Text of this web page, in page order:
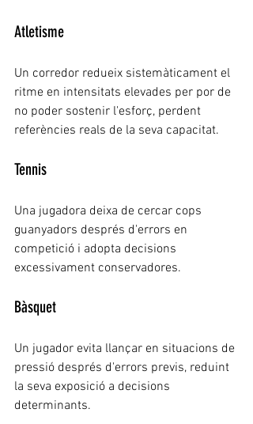
Atletisme
Un corredor redueix sistemàticament el
ritme en intensitats elevades per por de
no poder sostenir l'esforç, perdent
referències reals de la seva capacitat.
Tennis
Una jugadora deixa de cercar cops
guanyadors després d'errors en
competició i adopta decisions
excessivament conservadores.
Bàsquet
Un jugador evita llançar en situacions de
pressió després d'errors previs, reduint
la seva exposició a decisions
determinants.